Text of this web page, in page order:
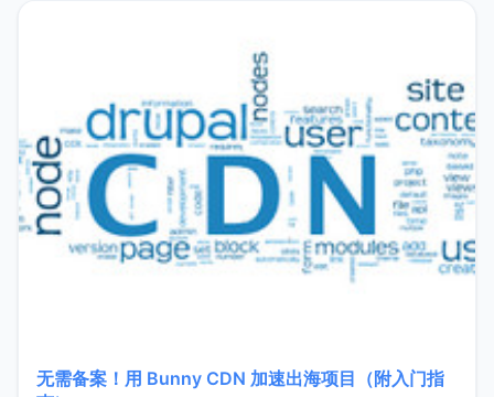
无需备案！用 Bunny CDN 加速出海项目（附入门指